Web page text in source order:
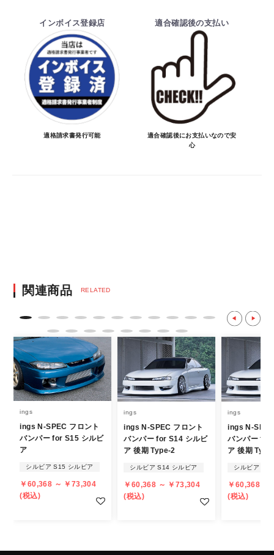
でお受けしておりません。
納期を知りたい場合は、一旦ご注文のお手
続きをお願い致します。
決済について
・ご注文後にメーカー確認を行い、商品が愛
車に合うことを確認してから決済となりま
決済後の正式注文後のキャンセルや変更につい
て
・決済後の正式注文後のキャンセルや変更は
不可となりますので、商品やカラー等、お間
違い無いようお願い致します。
※商品写真は実際の商品とカラーやイメー
ジが若干異なる場合もございます。
商品名や説明等でご確認ください。
発送について
があることはご了承ください。
また、小さな商品でも、メーカーによって
・発送先に、塗装・取付店等の業者様をご指
インボイス登録店
適格請求書発行可能
適合確認後の支払い
適合確認後にお支払いなので安
心
関連商品 RELATED
ings
ings N-SPEC フロント
バンパー for S15 シルビ
ア
シルビア S15 シルビア
￥60,368 ～ ￥73,304
(税込)
ings
ings N-SPEC フロント
バンパー for S14 シルビ
ア 後期 Type-2
シルビア S14 シルビア
￥60,368 ～ ￥73,304
(税込)
ings
ings N-
バンパー for
ア 後期
シルビア
￥60,368 ～
(税込)